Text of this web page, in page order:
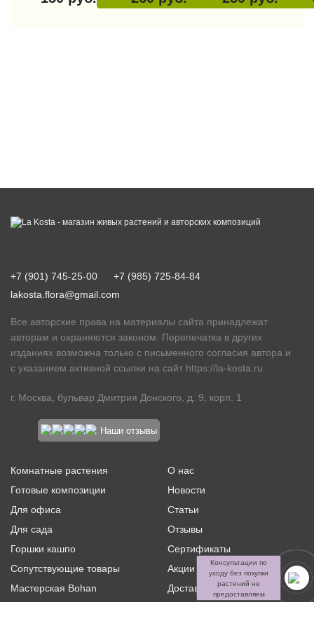
+7 (901) 745-25-00
+7 (985) 725-84-84
lakosta.flora@gmail.com
Все авторские права на материалы сайта принадлежат
авторам и охраняются законом. Перепечатка в других
изданиях возможна только с письменного согласия автора и
с указанием активной ссылки на сайт https://la-kosta.ru
г. Москва, бульвар Дмитрия Донского, д. 9, корп. 1
Наши отзывы
Комнатные растения
Готовые композиции
Для офиса
Для сада
Горшки кашпо
Сопутствующие товары
Мастерская Bohan
О нас
Новости
Статьи
Отзывы
Сертификаты
Акции и скидки
Доставка и оплата
Консультации по
уходу без покупки
растений не
предоставляем